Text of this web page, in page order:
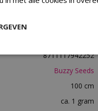
8711117942252
Buzzy Seeds
100 cm
ca. 1 gram